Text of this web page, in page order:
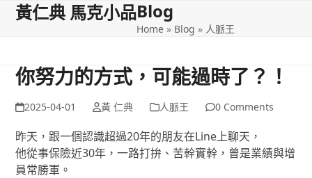
Skip黃仁典 馬克小品
Open
Close
Blog
Home » Blog » 人脈王
你努力的方式，可能過時了？！
2025-04-01 黃 仁典 人脈王 0 Comments
昨天，跟一個認識超過20年的朋友在Line上聊天，
他從事保險近30年，一路打拚、苦幹實幹，曾是業績與增
員常勝軍。